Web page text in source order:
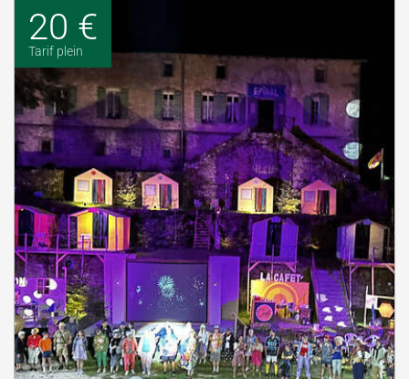
20 €
Tarif plein